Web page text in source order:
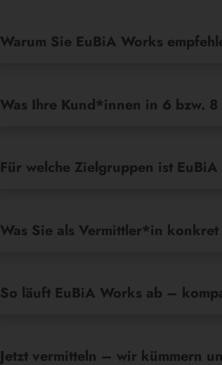
Warum Sie EuBiA Works
Was Ihre Kund*innen in 6 bzw.
Für welche Zielgruppen ist
Was Sie als Vermittler*in
So läuft EuBiA Works ab –
Jetzt vermitteln – wir kümmern